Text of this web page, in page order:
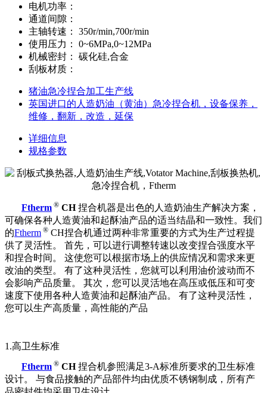
电机功率：
通道间隙：
主轴转速：
350r/min,700r/min
使用压力：
0~6MPa,0~12MPa
机械密封：
碳化硅,合金
刮板材质：
猪油急冷捏合加工生产线
英国进口的人造奶油（黄油）急冷捏合机，设备保养，
维修，翻新，改造，延保
详细信息
规格参数
Ftherm ® CH捏合机器是出色的人造奶油生产解决方案，
可确保各种人造黄油和起酥油产品的适当结晶和一致性。我们
的Ftherm ® CH捏合机通过两种非常重要的方式为生产过程提
供了灵活性。 首先，可以进行调整转速以改变捏合强度水平
和捏合时间。 这使您可以根据市场上的供应情况和需求来更
改油的类型。 有了这种灵活性，您就可以利用油价波动而不
会影响产品质量。 其次，您可以灵活地在高压或低压和可变
速度下使用各种人造黄油和起酥油产品。 有了这种灵活性，
您可以生产高质量，高性能的产品
1.高卫生标准
Ftherm ® CH捏合机参照满足3-A标准所要求的卫生标准
设计。 与食品接触的产品部件均由优质不锈钢制成，所有产